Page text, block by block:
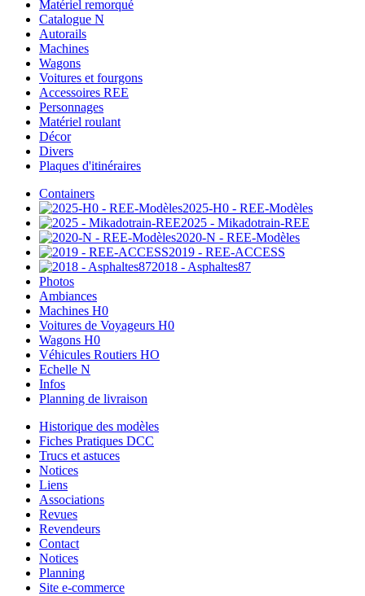
Matériel remorqué
Catalogue N
Autorails
Machines
Wagons
Voitures et fourgons
Accessoires REE
Personnages
Matériel roulant
Décor
Divers
Plaques d'itinéraires
Containers
2025-H0 - REE-Modèles
2025 - Mikadotrain-REE
2020-N - REE-Modèles
2019 - REE-ACCESS
2018 - Asphaltes87
Photos
Ambiances
Machines H0
Voitures de Voyageurs H0
Wagons H0
Véhicules Routiers HO
Echelle N
Infos
Planning de livraison
Historique des modèles
Fiches Pratiques DCC
Trucs et astuces
Notices
Liens
Associations
Revues
Revendeurs
Contact
Notices
Planning
Site e-commerce